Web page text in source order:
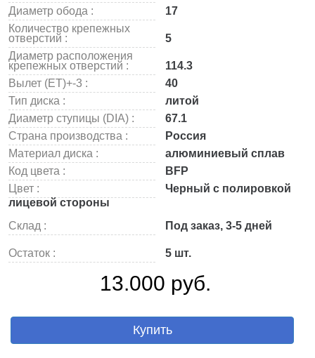
Диаметр обода :
17
Количество крепежных
отверстий :
5
Диаметр расположения
крепежных отверстий :
114.3
Вылет (ET)+-3 :
40
Тип диска :
литой
Диаметр ступицы (DIA) :
67.1
Страна производства :
Россия
Материал диска :
алюминиевый сплав
Код цвета :
BFP
Цвет :
Черный с полировкой
лицевой стороны
Склад :
Под заказ, 3-5 дней
Остаток : 5 шт.
13.000 руб.
Купить